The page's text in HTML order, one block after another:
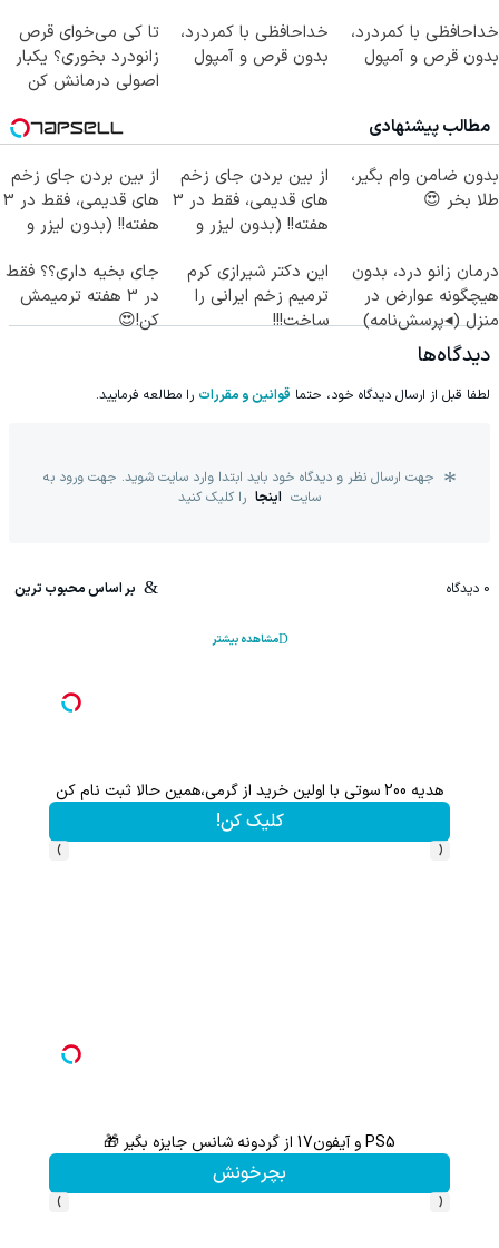
خداحافظی با کمردرد،
بدون قرص و آمپول
خداحافظی با کمردرد،
بدون قرص و آمپول
تا کی می‌خوای قرص
زانودرد بخوری؟ یکبار
اصولی درمانش کن
مطالب پیشنهادی
بدون ضامن وام بگیر،
طلا بخر 😍
از بین بردن جای زخم
های قدیمی، فقط در 3
هفته!! (بدون لیزر و
از بین بردن جای زخم
های قدیمی، فقط در 3
هفته!! (بدون لیزر و
درمان زانو درد، بدون
هیچگونه عوارض در
منزل (◂پرسش‌نامه)
این دکتر شیرازی کرم
ترمیم زخم ایرانی را
ساخت!!!
جای بخیه داری؟؟ فقط
در 3 هفته ترمیمش
کن!😍
دیدگاه‌ها
لطفا قبل از ارسال دیدگاه خود، حتما قوانین و مقررات را مطالعه فرمایید.
جهت ارسال نظر و دیدگاه خود باید ابتدا وارد سایت شوید. جهت ورود به
سایت اینجا را کلیک کنید
0 دیدگاه بر اساس محبوب ترین
مشاهده بیشتر
هدیه 200 سوتی با اولین خرید از گرمی،همین حالا ثبت نام کن
کلیک کن!
‹
›
PS5 و آیفون17 از گردونه شانس جایزه بگیر 🎁
بچرخونش
‹
›